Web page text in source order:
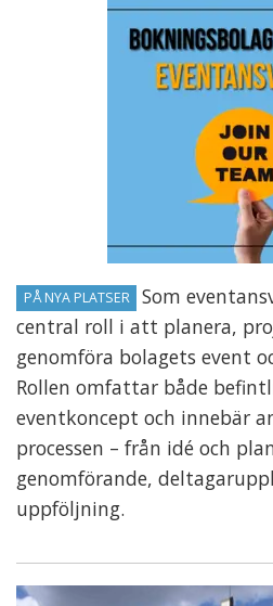
PÅ NYA PLATSER
Som
central roll i att planera,
genomföra bolagets event
Rollen omfattar både
eventkoncept och innebär
processen – från idé och
genomförande,
uppföljning.